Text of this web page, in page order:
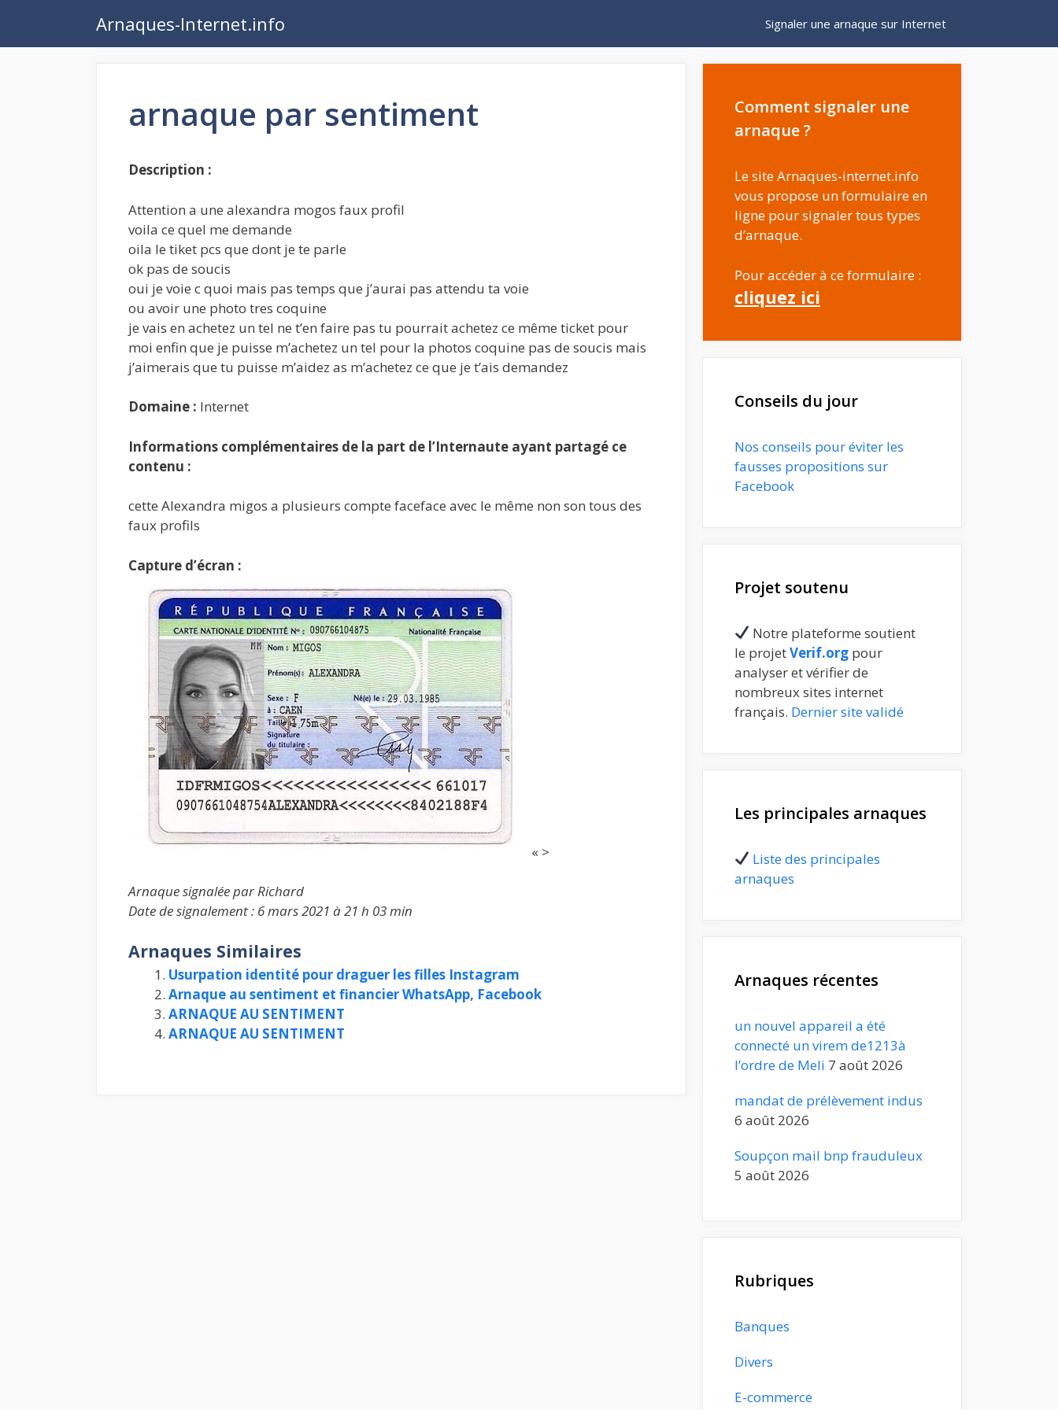
contenu
Arnaques-Internet.info Signaler une arnaque sur Internet
arnaque par sentiment
Description :
Attention a une alexandra mogos faux profil
voila ce quel me demande
oila le tiket pcs que dont je te parle
ok pas de soucis
oui je voie c quoi mais pas temps que j’aurai pas attendu ta voie
ou avoir une photo tres coquine
je vais en achetez un tel ne t’en faire pas tu pourrait achetez ce même ticket pour
moi enfin que je puisse m’achetez un tel pour la photos coquine pas de soucis mais
j’aimerais que tu puisse m’aidez as m’achetez ce que je t’ais demandez
Domaine : Internet
Informations complémentaires de la part de l’Internaute ayant partagé ce
contenu :
cette Alexandra migos a plusieurs compte faceface avec le même non son tous des
faux profils
Capture d’écran :
« >
Arnaque signalée par Richard
Date de signalement : 6 mars 2021 à 21 h 03 min
Arnaques Similaires
Usurpation identité pour draguer les filles Instagram
Arnaque au sentiment et financier WhatsApp, Facebook
ARNAQUE AU SENTIMENT
ARNAQUE AU SENTIMENT
Comment signaler une
arnaque ?
Le site Arnaques-internet.info
vous propose un formulaire en
ligne pour signaler tous types
d’arnaque.
Pour accéder à ce formulaire :
cliquez ici
Conseils du jour
Nos conseils pour éviter les
fausses propositions sur
Facebook
Projet soutenu
Notre plateforme soutient
le projetVerif.org pour
analyser et vérifier de
nombreux sites internet
français. Dernier site validé
Les principales arnaques
Liste des principales
arnaques
Arnaques récentes
un nouvel appareil a été
connecté un virem de1213à
l’ordre de Meli 7 août 2026
mandat de prélèvement indus
6 août 2026
Soupçon mail bnp frauduleux
5 août 2026
Rubriques
Banques
Divers
E-commerce